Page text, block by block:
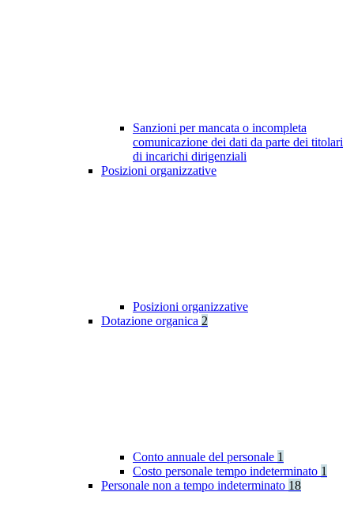
Sanzioni per mancata o incompleta
comunicazione dei dati da parte dei titolari
di incarichi dirigenziali
Posizioni organizzative
Posizioni organizzative
Dotazione organica 2
Conto annuale del personale 1
Costo personale tempo indeterminato 1
Personale non a tempo indeterminato 18